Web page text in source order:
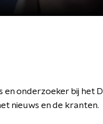
en onderzoeker bij het
nieuws en de kranten.